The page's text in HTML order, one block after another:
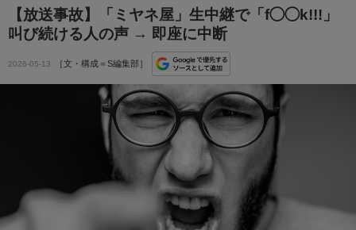
【放送事故】「ミヤネ屋」生中継で「f◯◯k!!!」
叫び続ける人の声 → 即座に中断
2026-05-13 ［文・構成＝S編集部］